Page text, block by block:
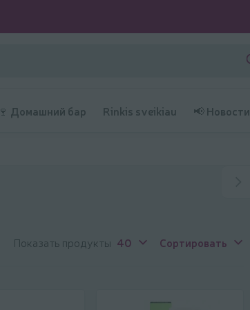
🍷 Домашний бар Rinkis sveikiau 📢 Новости
Показать продукты 40 Сортировать